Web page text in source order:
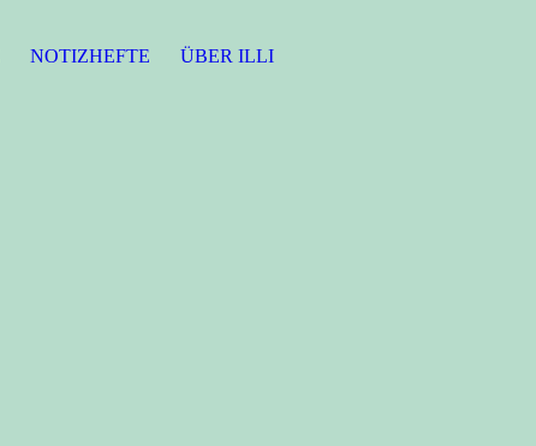
NOTIZHEFTE
ÜBER ILLI